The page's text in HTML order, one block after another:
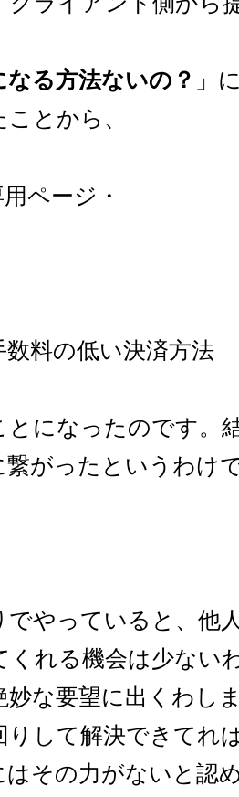
なる方法ないの？ 」
ことから、
用ページ ・
数料の低い決済方法
とになったのです。
繋がったというわけ
でやっていると、他
くれる機会は少ない
妙な要望に出くわし
りして解決できてれ
はその力がないと認